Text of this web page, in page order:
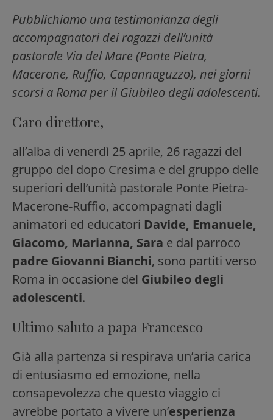
Pubblichiamo una testimonianza degli
accompagnatori dei ragazzi dell’unità
pastorale Via del Mare (Ponte Pietra,
Macerone, Ruffio, Capannaguzzo), nei giorni
scorsi a Roma per il Giubileo degli adolescenti.
Caro direttore,
all’alba di venerdì 25 aprile, 26 ragazzi del
gruppo del dopo Cresima e del gruppo delle
superiori dell’unità pastorale Ponte Pietra-
Macerone-Ruffio, accompagnati dagli
animatori ed educatori Davide, Emanuele,
Giacomo, Marianna, Sara e dal parroco
padre Giovanni Bianchi, sono partiti verso
Roma in occasione del Giubileo degli
adolescenti.
Ultimo saluto a papa Francesco
Già alla partenza si respirava un’aria carica
di entusiasmo ed emozione, nella
consapevolezza che questo viaggio ci
avrebbe portato a vivere un’esperienza